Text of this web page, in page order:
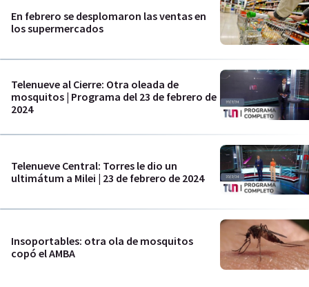
En febrero se desplomaron las ventas en
los supermercados
Telenueve al Cierre: Otra oleada de
mosquitos | Programa del 23 de febrero de
2024
Telenueve Central: Torres le dio un
ultimátum a Milei | 23 de febrero de 2024
Insoportables: otra ola de mosquitos
copó el AMBA